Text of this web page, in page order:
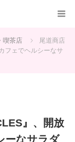
喫茶店
尾道商店
フェでヘルシーなサ
』、開放
ーなサラダ